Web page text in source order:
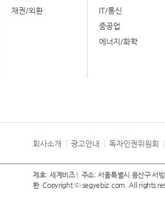
채권/외환
IT/통신
중공업
에너지/화학
회사소개 광고안내 독자인권위원회
제호: 세계비즈
주소: 서울특별시 용산구 서
환Copyright ⓒ segyebiz.com. All rights